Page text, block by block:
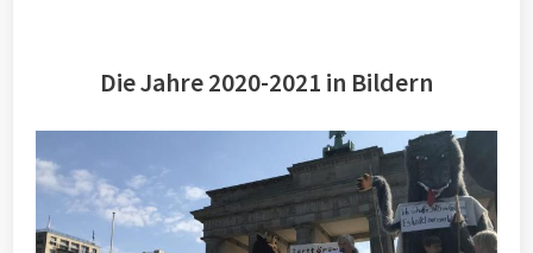
Die Jahre 2020-2021 in Bildern